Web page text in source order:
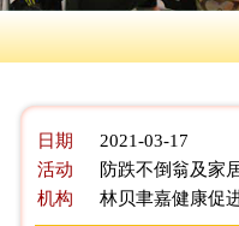
日期
2021-03-17
活动
防跌不倒翁及家
机构
林贝聿嘉健康促